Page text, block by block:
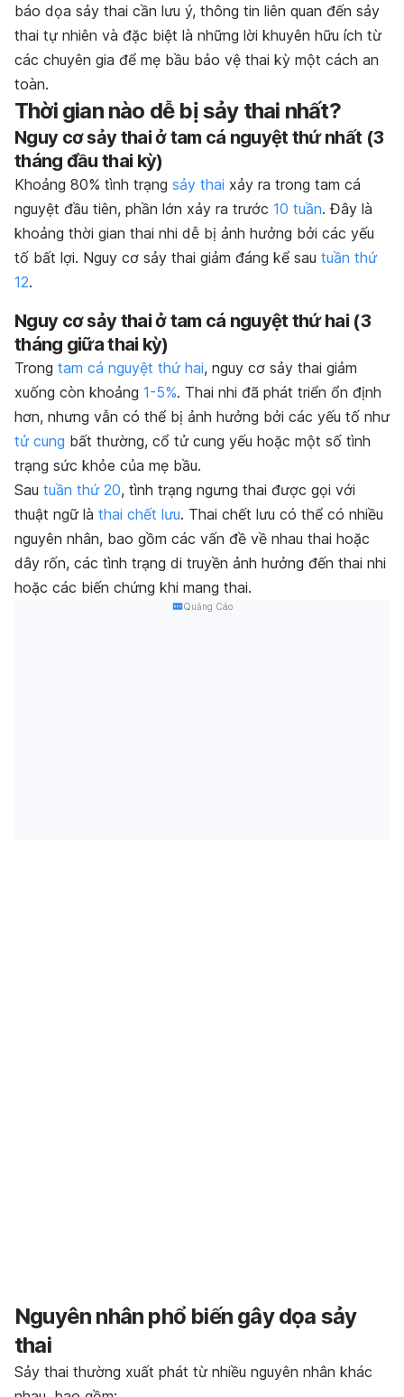
báo dọa sảy thai cần lưu ý, thông tin liên quan đến sảy
thai tự nhiên và đặc biệt là những lời khuyên hữu ích từ
các chuyên gia để mẹ bầu bảo vệ thai kỳ một cách an
toàn.
Thời gian nào dễ bị sảy thai nhất?
Nguy cơ sảy thai ở tam cá nguyệt thứ nhất (3
tháng đầu thai kỳ)
Khoảng 80% tình trạng sảy thai xảy ra trong tam cá
nguyệt đầu tiên, phần lớn xảy ra trước 10 tuần. Đây là
khoảng thời gian thai nhi dễ bị ảnh hưởng bởi các yếu
tố bất lợi. Nguy cơ sảy thai giảm đáng kể sau tuần thứ
12.
Nguy cơ sảy thai ở tam cá nguyệt thứ hai (3
tháng giữa thai kỳ)
Trong tam cá nguyệt thứ hai, nguy cơ sảy thai giảm
xuống còn khoảng 1-5%. Thai nhi đã phát triển ổn định
hơn, nhưng vẫn có thể bị ảnh hưởng bởi các yếu tố như
tử cung bất thường, cổ tử cung yếu hoặc một số tình
trạng sức khỏe của mẹ bầu.
Sau tuần thứ 20, tình trạng ngưng thai được gọi với
thuật ngữ là thai chết lưu. Thai chết lưu có thể có nhiều
nguyên nhân, bao gồm các vấn đề về nhau thai hoặc
dây rốn, các tình trạng di truyền ảnh hưởng đến thai nhi
hoặc các biến chứng khi mang thai.
Quảng Cáo
Nguyên nhân phổ biến gây dọa sảy
thai
Sảy thai thường xuất phát từ nhiều nguyên nhân khác